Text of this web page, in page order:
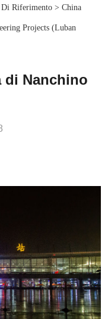
Riferimento > China
Projects (Luban
di Nanchino